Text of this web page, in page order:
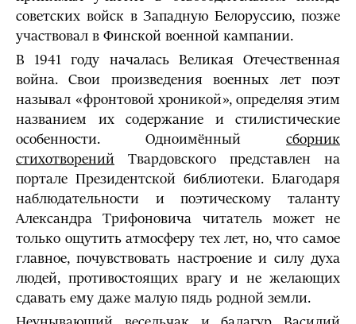
советских войск в Западную Белоруссию, позже
участвовал в Финской военной кампании.
В 1941 году началась Великая Отечественная
война. Свои произведения военных лет поэт
называл «фронтовой хроникой», определяя этим
названием их содержание и стилистические
особенности. Одноимённый сборник
стихотворений Твардовского представлен на
портале Президентской библиотеки. Благодаря
наблюдательности и поэтическому таланту
Александра Трифоновича читатель может не
только ощутить атмосферу тех лет, но, что самое
главное, почувствовать настроение и силу духа
людей, противостоящих врагу и не желающих
сдавать ему даже малую пядь родной земли.